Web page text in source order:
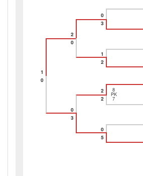
0
3
2
1
2
0
1
2
PK
8
2 7
0
0
5
3
0